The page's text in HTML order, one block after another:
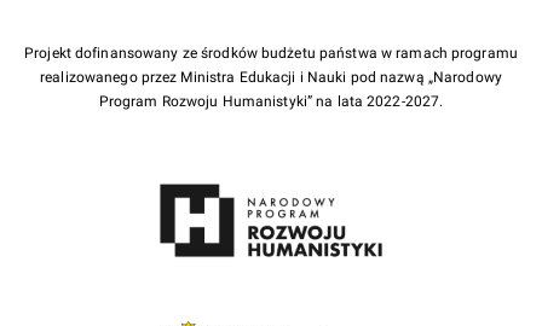
Projekt dofinansowany ze środków budżetu państwa w ramach programu
realizowanego przez Ministra Edukacji i Nauki pod nazwą „Narodowy
Program Rozwoju Humanistyki” na lata 2022-2027.